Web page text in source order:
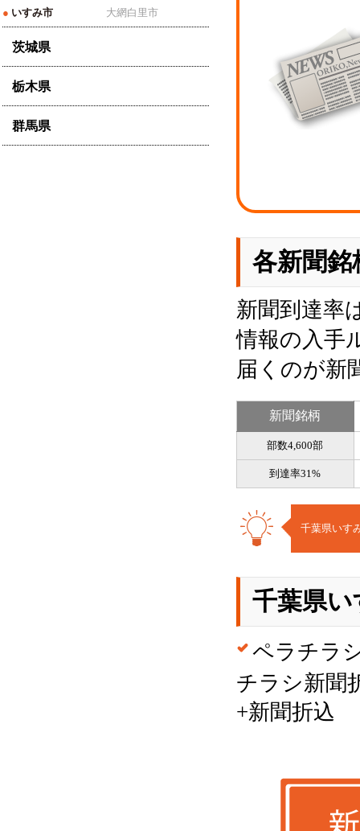
● いすみ市 大網白里市
茨城県
栃木県
群馬県
各新聞銘
新聞到達率
情報の入手
届くのが新
新聞銘柄
部数4,600部
到達率31%
千葉県いす
千葉県
ペラチラ
チラシ新聞
+新聞折込